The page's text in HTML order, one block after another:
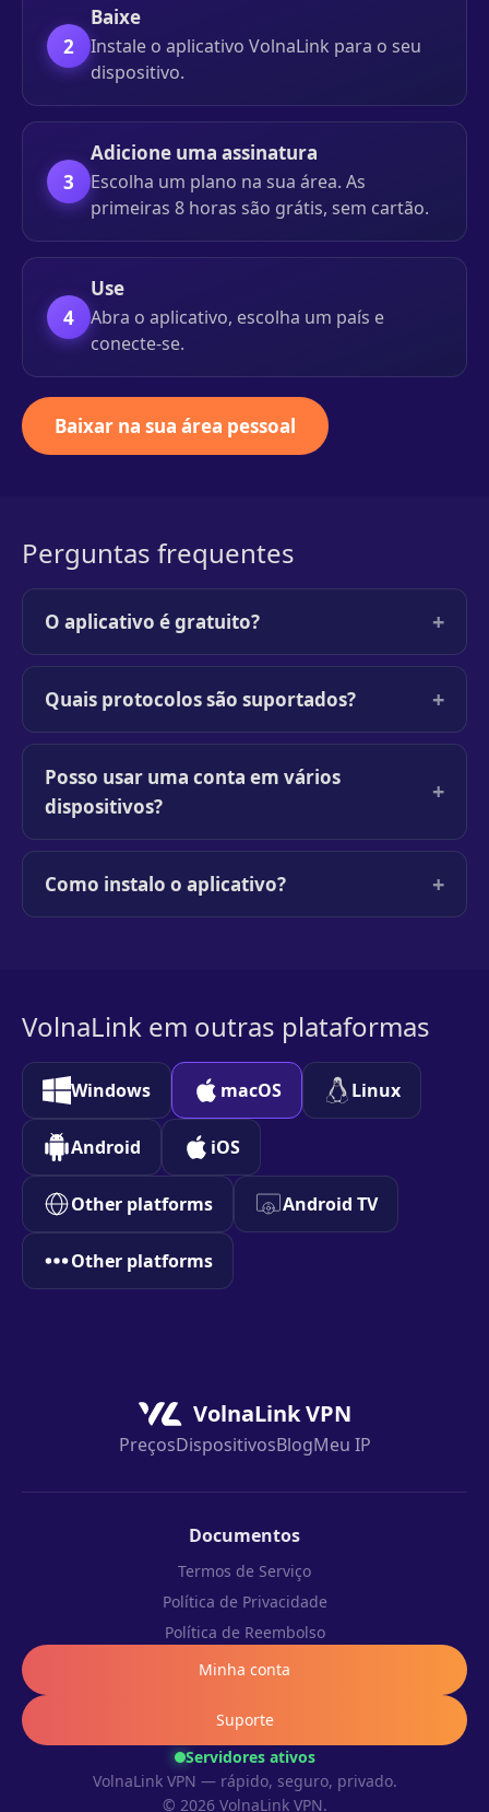
2
Baixe
Instale o aplicativo VolnaLink para o seu
dispositivo.
3
Adicione uma assinatura
Escolha um plano na sua área. As
primeiras 8 horas são grátis, sem cartão.
4
Use
Abra o aplicativo, escolha um país e
conecte-se.
Baixar na sua área pessoal
Perguntas frequentes
O aplicativo é gratuito? +
Quais protocolos são suportados? +
Posso usar uma conta em vários
dispositivos?
+
Como instalo o aplicativo? +
VolnaLink em outras plataformas
Windows macOS Linux
Android iOS
Other platforms Android TV
Other platforms
VolnaLink VPN
PreçosDispositivosBlogMeu IP
Servidores ativos
VolnaLink VPN — rápido, seguro, privado.
© 2026 VolnaLink VPN.
Documentos
Termos de Serviço
Política de Privacidade
Política de Reembolso
Minha conta
Suporte